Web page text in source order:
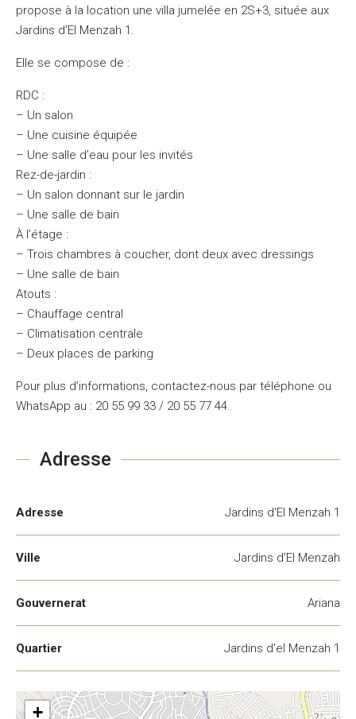
propose à la location une villa jumelée en 2S+3, située aux
Jardins d’El Menzah 1.
Elle se compose de :
RDC :
– Un salon
– Une cuisine équipée
– Une salle d’eau pour les invités
Rez-de-jardin :
– Un salon donnant sur le jardin
– Une salle de bain
À l’étage :
– Trois chambres à coucher, dont deux avec dressings
– Une salle de bain
Atouts :
– Chauffage central
– Climatisation centrale
– Deux places de parking
Pour plus d’informations, contactez-nous par téléphone ou
WhatsApp au : 20 55 99 33 / 20 55 77 44.
Adresse
Adresse Jardins d'El Menzah 1
Ville Jardins d'El Menzah
Gouvernerat Ariana
Quartier Jardins d'el Menzah 1
+